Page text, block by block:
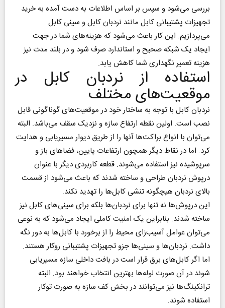
بررسی می‌شود و سپس بر اساس اطلاعات به دست آمده به خرید
تجهیزات پشتیبانی کابل مانند نردبان کابل و سینی کابل
می‌پردازیم. این کار باعث می‌شود که هزینه‌های شما در جهت
ایجاد یک شبکه صحیح و استاندارد صرف شود و در بلند مدت نیز
هزینه تعمیر نگهداری شما کاهش یابد.
استفاده از نردبان کابل در
موقعیت‌های مختلف
نردبان کابل با توجه به ساختار خود در موقعیت‌های گوناگونی قابل
نصب است. اولین نقطه ارتفاع سازه و نزدیک سقف می‌باشد. البته
می‌توان با انواع براکت‌ها آنها را از طریق دیوار مسیریابی و هدایت
کرد. اما در نقاط دیگر همچون ارتفاعات پایین، فضاهای باز و
سرپوشیده نیز استفاده می‌شوند. قطعه کاربردی دیگر با عنوان
درپوش نردبان طراحی و ساخته شدند که باعث می‌شود از قسمت
بالای نردبان هیچگونه تنشی کابل‌ها را تهدید نکند.
این درپوش‌ها نه تنها برای نردبان‌ها بلکه برای سینی‌های کابل نیز
ساخته شدند. بنابراین یک امنیت کاملی ایجاد می‌شود که به نوعی
می‌توان عوامل آسیب‌زای محیط را از برخورد با کابل‌ها به دور نگه
داشت. نردبان‌ها و سینی‌ها جزو تجهیزات پشتیبانی روکار هستند.
اما اگر کابل‌های برق قرار است در بافت داخلی سازه مسیریابی
شوند در آن صورت لوله‌ها بهترین انتخاب خواهند بود. البته
ترانکینگ‌ها نیز می‌توانند در بخش کف سازه به صورت توکار
استفاده شوند.